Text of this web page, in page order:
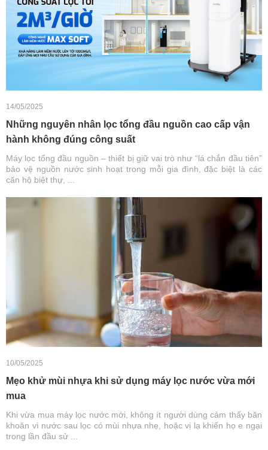
14/05/2025
Những nguyên nhân lọc tổng đầu nguồn cao cấp vận
hành không đúng công suất
Máy lọc tổng đầu nguồn – thiết bị giữ vai trò như “lá chắn đầu tiên”
bảo vệ nguồn nước sinh hoạt trong mỗi gia đình, đặc biệt là các
căn hộ biệt thự, ...
10/05/2025
Mẹo khử mùi nhựa khi sử dụng máy lọc nước vừa mới
mua
Khi vừa mua máy lọc nước mới, không ít người dùng cảm thấy băn
khoăn vì nước sau lọc có mùi nhựa nhẹ, hoặc vị lạ khiến họ e ngại
trong lần đầu sử ...